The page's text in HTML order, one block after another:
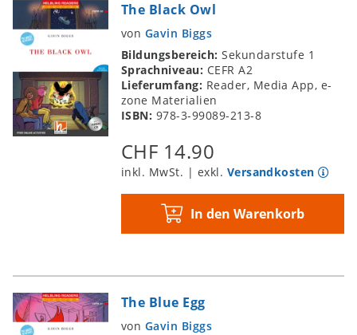
The Black Owl
von Gavin Biggs
Bildungsbereich:Sekundarstufe 1
Sprachniveau: CEFR A2
Lieferumfang: Reader, Media App, e-
zone Materialien
ISBN: 978-3-99089-213-8
CHF 14.90
inkl. MwSt. | exkl. Versandkosten
In den Warenkorb
The Blue Egg
von Gavin Biggs